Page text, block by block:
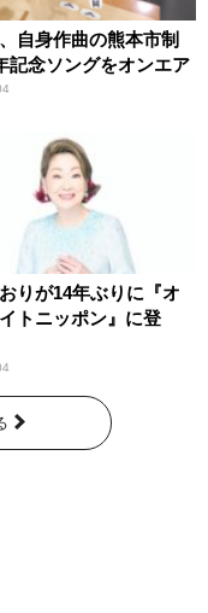
自身作曲の熊本市制
記念ソングをオンエア
りが14年ぶりに『オ
トニッポン』に登